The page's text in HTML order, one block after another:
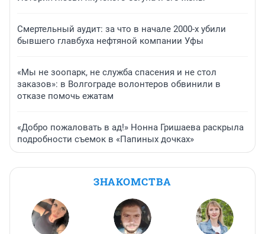
Смертельный аудит: за что в начале 2000-х убили
бывшего главбуха нефтяной компании Уфы
«Мы не зоопарк, не служба спасения и не стол
заказов»: в Волгограде волонтеров обвинили в
отказе помочь ежатам
«Добро пожаловать в ад!» Нонна Гришаева раскрыла
подробности съемок в «Папиных дочках»
ЗНАКОМСТВА